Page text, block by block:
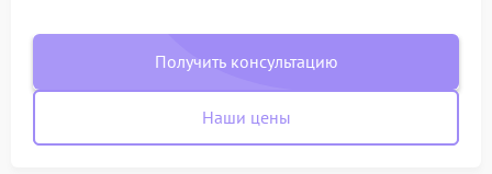
Получить консультацию
Наши цены